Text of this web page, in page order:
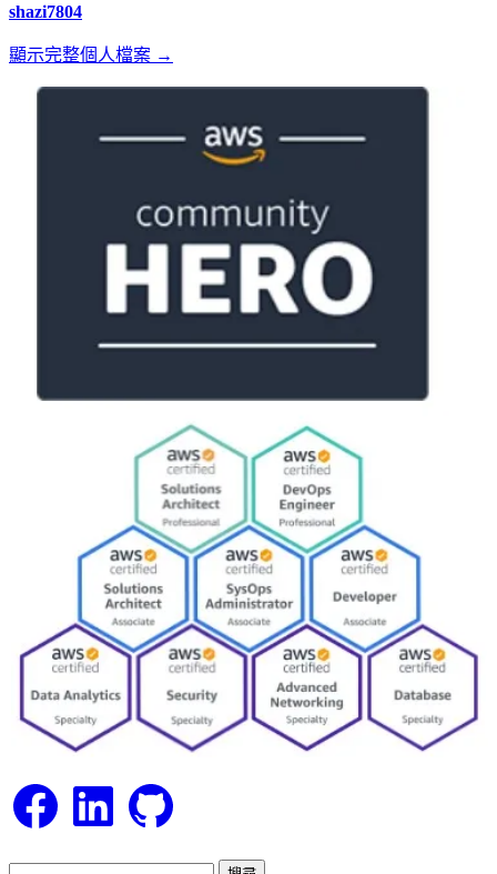
shazi7804
顯示完整個人檔案 →
FacebookLinkedIn GitHub